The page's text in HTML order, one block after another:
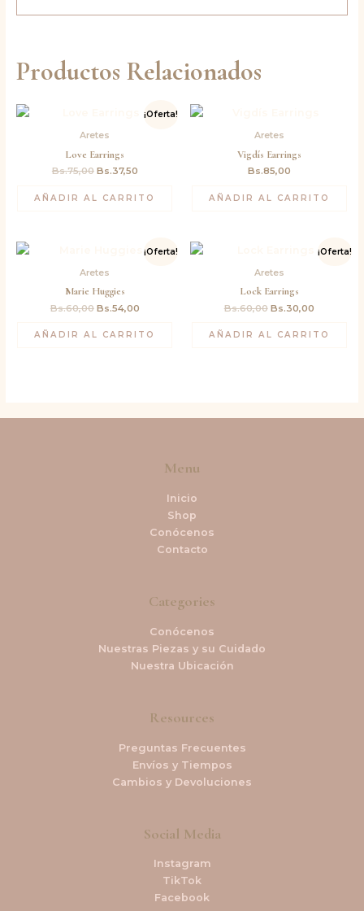
Productos Relacionados
¡Oferta!
Aretes
Love Earrings
Bs.75,00
original
Bs.75,00.
Bs.37,50
precio
AÑADIR AL CARRITO
Aretes
Vigdís Earrings
Bs.85,00
AÑADIR AL CARRITO
¡Oferta!
Aretes
Marie Huggies
Bs.60,00
original
Bs.60,00.
Bs.54,00
precio
AÑADIR AL CARRITO
¡Oferta!
Aretes
Lock Earrings
Bs.60,00
original
Bs.60,00.
Bs.30,00
precio
AÑADIR AL CARRITO
Menu
Inicio
Shop
Conócenos
Contacto
Categories
Conócenos
Nuestras Piezas y su Cuidado
Nuestra Ubicación
Resources
Preguntas Frecuentes
Envíos y Tiempos
Cambios y Devoluciones
Social Media
Instagram
TikTok
Facebook